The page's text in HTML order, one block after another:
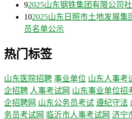
92025山东钢铁集团有限公司
102025山东日照市土地发展集
员名单公示
热门标签
山东医院招聘 事业单位 山东人事考
企招聘 人事考试网 山东事业单位招
企招聘网 山东公务员考试 遵纪守法
务员考试网
临沂市人事考试网 济宁